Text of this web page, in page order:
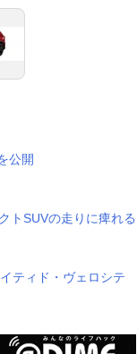
公開
トSUVの走りに痺れる
ティド・ヴェロシテ